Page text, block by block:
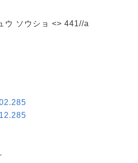
ウ ソウショ <> 441//a